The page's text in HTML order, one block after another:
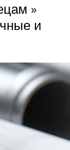
»
и